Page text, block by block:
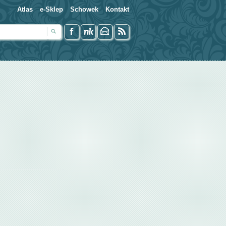
Atlas e-Sklep Schowek Kontakt